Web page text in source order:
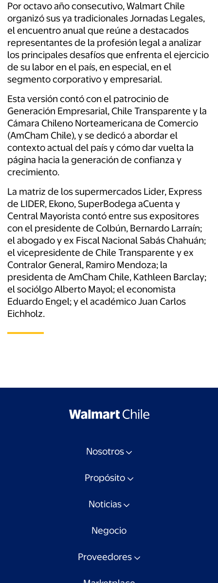
Por octavo año consecutivo, Walmart Chile
organizó sus ya tradicionales Jornadas Legales,
el encuentro anual que reúne a destacados
representantes de la profesión legal a analizar
los principales desafíos que enfrenta el ejercicio
de su labor en el país, en especial, en el
segmento corporativo y empresarial.
Esta versión contó con el patrocinio de
Generación Empresarial, Chile Transparente y la
Cámara Chileno Norteamericana de Comercio
(AmCham Chile), y se dedicó a abordar el
contexto actual del país y cómo dar vuelta la
página hacia la generación de confianza y
crecimiento.
La matriz de los supermercados Lider, Express
de LIDER, Ekono, SuperBodega aCuenta y
Central Mayorista contó entre sus expositores
con el presidente de Colbún, Bernardo Larraín;
el abogado y ex Fiscal Nacional Sabás Chahuán;
el vicepresidente de Chile Transparente y ex
Contralor General, Ramiro Mendoza; la
presidenta de AmCham Chile, Kathleen Barclay;
el sociólgo Alberto Mayol; el economista
Eduardo Engel; y el académico Juan Carlos
Eichholz.
Nosotros
Propósito
Noticias
Negocio
Proveedores